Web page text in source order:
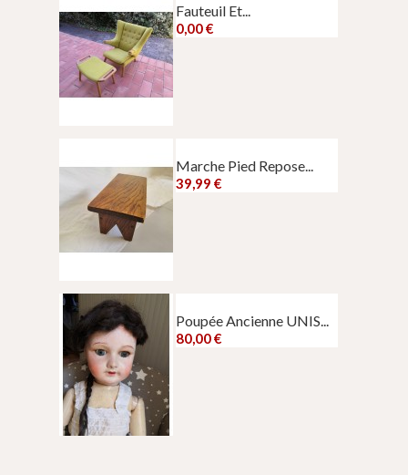
Fauteuil Et...
0,00 €
Marche Pied Repose...
39,99 €
Poupée Ancienne UNIS...
80,00 €